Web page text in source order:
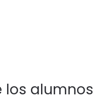
los alumnos